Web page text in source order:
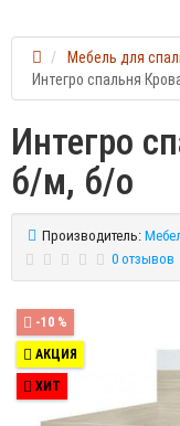
Мебель для
Интегро спальня
Интегро
б/м, б/о
Производитель:
0 отзывов
-10 %
АКЦИЯ
ХИТ